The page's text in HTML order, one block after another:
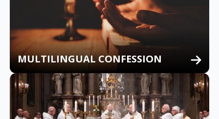
MULTILINGUAL CONFESSION